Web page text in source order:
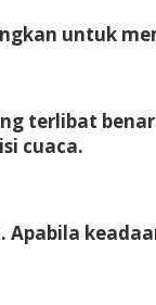
untuk
terlibat
cuaca.